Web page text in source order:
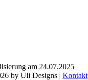
am 24.07.2025
by Uli Designs | Kontakt